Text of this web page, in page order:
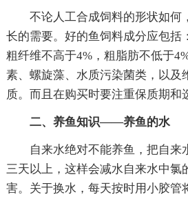
不论人工合成饲料的形状如何
长的需要。好的鱼饲料成分应包括
粗纤维不高于4%，粗脂肪不低于
素、螺旋藻、水质污染菌类，以及
质。而且在购买时要注重保质期和
二、养鱼知识——养鱼的水
自来水绝对不能养鱼，把自来
三天以上，这样会减水自来水中氯
害。关于换水，每天按时用小胶管